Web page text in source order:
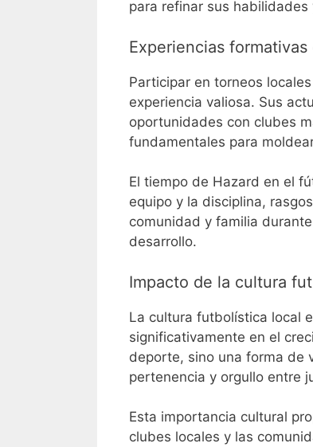
para refinar sus
Experiencias
Participar en torneos
experiencia valiosa. Sus
oportunidades con clubes
fundamentales para
El tiempo de Hazard en el
equipo y la disciplina,
comunidad y familia
desarrollo.
Impacto de la cultura
La cultura futbolística local
significativamente en el
deporte, sino una forma de
pertenencia y orgullo entre
Esta importancia cultural
clubes locales y las